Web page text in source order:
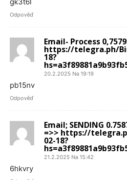
Odpověď
Email- Process
https://telegra.ph/
18?
20.2.2025 Na 19:19
pb15nv
Odpověď
Email; SENDING
=>> https://
02-18?
21.2.2025 Na 15:42
6hkvry